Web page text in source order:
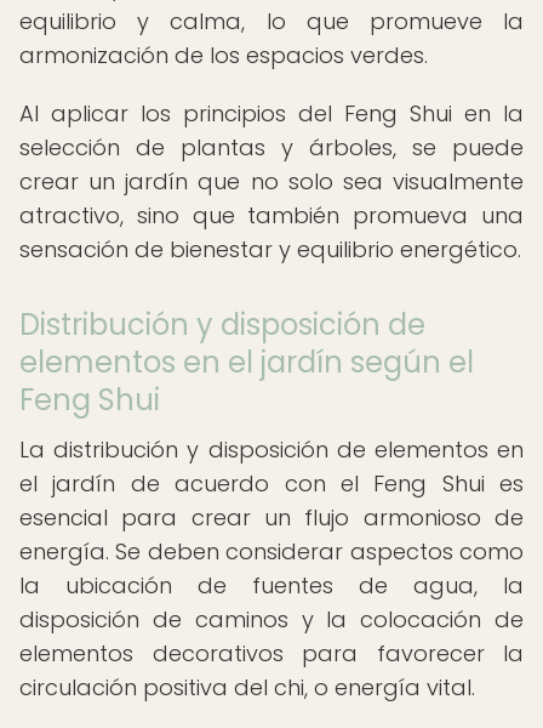
equilibrio y calma, lo que promueve la
armonización de los espacios verdes.
Al aplicar los principios del Feng Shui en la
selección de plantas y árboles, se puede
crear un jardín que no solo sea visualmente
atractivo, sino que también promueva una
sensación de bienestar y equilibrio energético.
Distribución y disposición de
elementos en el jardín según el
Feng Shui
La distribución y disposición de elementos en
el jardín de acuerdo con el Feng Shui es
esencial para crear un flujo armonioso de
energía. Se deben considerar aspectos como
la ubicación de fuentes de agua, la
disposición de caminos y la colocación de
elementos decorativos para favorecer la
circulación positiva del chi, o energía vital.